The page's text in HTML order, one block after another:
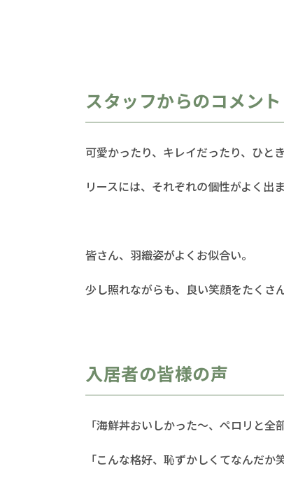
スタッフからのコメント
可愛かったり、キレイだったり、ひと
リースには、それぞれの個性がよく
皆さん、羽織姿がよくお似合い。
少し照れながらも、良い笑顔をたくさ
入居者の皆様の声
「海鮮丼おいしかった～、ペロリと全
「こんな格好、恥ずかしくてなんだか